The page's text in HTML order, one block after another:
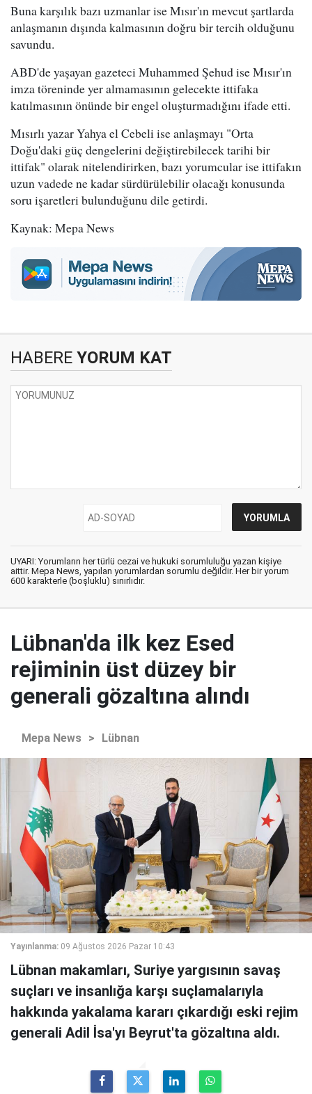
Buna karşılık bazı uzmanlar ise Mısır'ın mevcut şartlarda
anlaşmanın dışında kalmasının doğru bir tercih olduğunu
savundu.
ABD'de yaşayan gazeteci Muhammed Şehud ise Mısır'ın
imza töreninde yer almamasının gelecekte ittifaka
katılmasının önünde bir engel oluşturmadığını ifade etti.
Mısırlı yazar Yahya el Cebeli ise anlaşmayı "Orta
Doğu'daki güç dengelerini değiştirebilecek tarihi bir
ittifak" olarak nitelendirirken, bazı yorumcular ise ittifakın
uzun vadede ne kadar sürdürülebilir olacağı konusunda
soru işaretleri bulunduğunu dile getirdi.
Kaynak: Mepa News
HABERE YORUM KAT
UYARI: Yorumların her türlü cezai ve hukuki sorumluluğu yazan kişiye
aittir. Mepa News, yapılan yorumlardan sorumlu değildir. Her bir yorum
600 karakterle (boşluklu) sınırlıdır.
Lübnan'da ilk kez Esed
rejiminin üst düzey bir
generali gözaltına alındı
Mepa News > Lübnan
Yayınlanma: 09 Ağustos 2026 Pazar 10:43
Lübnan makamları, Suriye yargısının savaş
suçları ve insanlığa karşı suçlamalarıyla
hakkında yakalama kararı çıkardığı eski rejim
generali Adil İsa'yı Beyrut'ta gözaltına aldı.